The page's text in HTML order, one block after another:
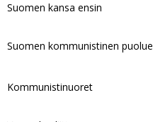
Suomen kansa ensin
Suomen kommunistinen puolue
Kommunistinuoret